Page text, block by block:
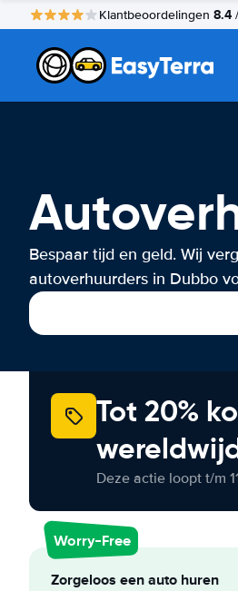
Klantbeoordelingen 8.4
Bespaar tijd en geld. Wij
autoverhuurders in Dubbo
Tot 20%
Deze actie loopt t/m
Worry-Free
Zorgeloos een auto huren